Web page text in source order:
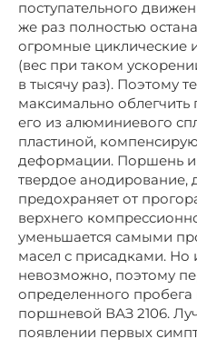
поступательного
же раз полностью
огромные циклические
(вес при таком
в тысячу раз). Поэтому
максимально
его из алюминиевого
пластиной,
деформации. Поршень
твердое анодирование,
предохраняет от
верхнего
уменьшается самыми
масел с присадками. Но
невозможно, поэтому
определенного
поршневой ВАЗ 2106.
появлении первых